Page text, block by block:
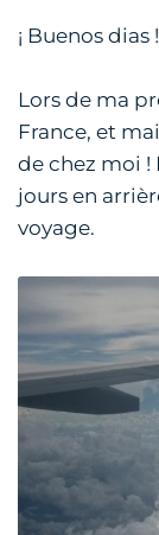
¡ Buenos dias !
Lors de ma
France, et
de chez moi !
jours en
voyage.